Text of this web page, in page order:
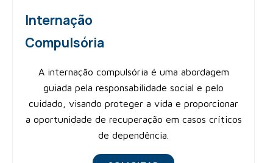
Internação
Compulsória
A internação compulsória é uma abordagem
guiada pela responsabilidade social e pelo
cuidado, visando proteger a vida e proporcionar
a oportunidade de recuperação em casos críticos
de dependência.